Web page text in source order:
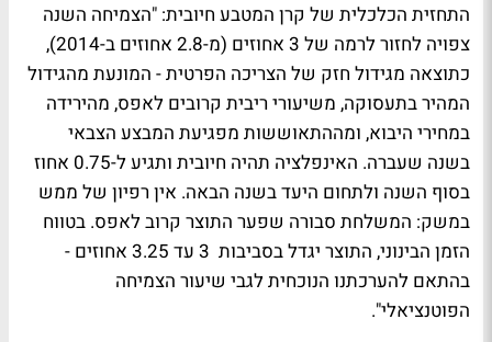
התחזית הכלכלית של קרן המטבע חיובית: "הצמיחה השנה
צפויה לחזור לרמה של 3 אחוזים (מ-2.8 אחוזים ב-2014),
כתוצאה מגידול חזק של הצריכה הפרטית - המונעת מהגידול
המהיר בתעסוקה, משיעורי ריבית קרובים לאפס, מהירידה
במחירי היבוא, ומההתאוששות מפגיעת המבצע הצבאי
בשנה שעברה. האינפלציה תהיה חיובית ותגיע ל-0.75 אחוז
בסוף השנה ולתחום היעד בשנה הבאה. אין רפיון של ממש
במשק: המשלחת סבורה שפער התוצר קרוב לאפס. בטווח
הזמן הבינוני, התוצר יגדל בסביבות 3 עד 3.25 אחוזים -
בהתאם להערכתנו הנוכחית לגבי שיעור הצמיחה
הפוטנציאלי".